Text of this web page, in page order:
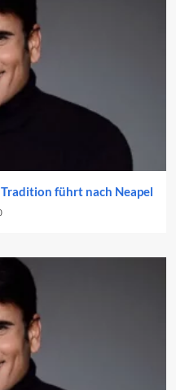
führt nach Neapel